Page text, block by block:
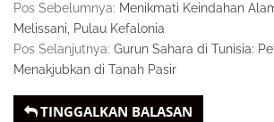
Pos Sebelumnya: Menikmati Keindahan
Melissani, Pulau Kefalonia
Pos Selanjutnya: Gurun Sahara di Tunisia:
Menakjubkan di Tanah Pasir
TINGGALKAN BALASAN